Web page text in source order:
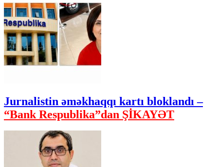
Jurnalistin əməkhaqqı kartı bloklandı –
“Bank Respublika”dan ŞİKAYƏT